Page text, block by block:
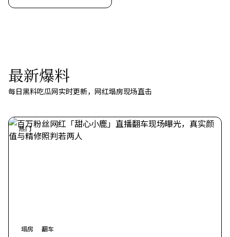
最新爆料
每日黑料吃瓜网实时更新，网红塌房现场直击
热门
塌房 翻车